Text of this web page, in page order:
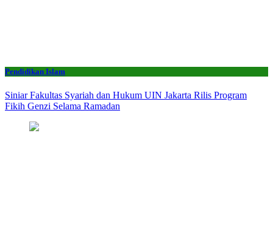
Pendidikan Islam
Siniar Fakultas Syariah dan Hukum UIN Jakarta Rilis Program
Fikih Genzi Selama Ramadan